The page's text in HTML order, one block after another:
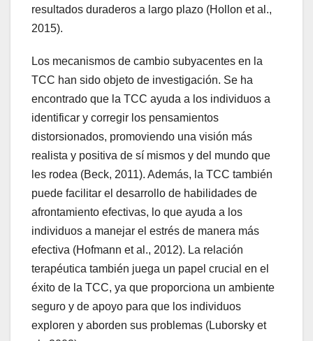
resultados duraderos a largo plazo (Hollon et al.,
2015).
Los mecanismos de cambio subyacentes en la
TCC han sido objeto de investigación. Se ha
encontrado que la TCC ayuda a los individuos a
identificar y corregir los pensamientos
distorsionados, promoviendo una visión más
realista y positiva de sí mismos y del mundo que
les rodea (Beck, 2011). Además, la TCC también
puede facilitar el desarrollo de habilidades de
afrontamiento efectivas, lo que ayuda a los
individuos a manejar el estrés de manera más
efectiva (Hofmann et al., 2012). La relación
terapéutica también juega un papel crucial en el
éxito de la TCC, ya que proporciona un ambiente
seguro y de apoyo para que los individuos
exploren y aborden sus problemas (Luborsky et